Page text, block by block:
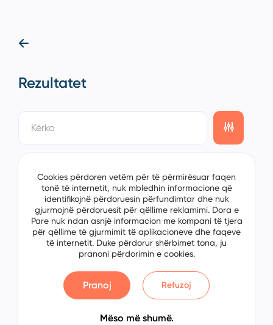
Rezultatet
Sorting
Cookies përdoren vetëm për të përmirësuar faqen
tonë të internetit, nuk mbledhin informacione që
identifikojnë përdoruesin përfundimtar dhe nuk
gjurmojnë përdoruesit për qëllime reklamimi. Dora e
Pare nuk ndan asnjë informacion me kompani të tjera
për qëllime të gjurmimit të aplikacioneve dhe faqeve
të internetit. Duke përdorur shërbimet tona, ju
pranoni përdorimin e cookies.
Pranoj Refuzoj
Mëso më shumë.